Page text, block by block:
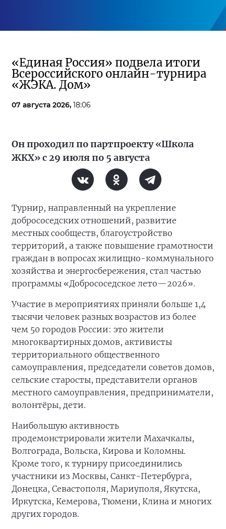
«Единая Россия» подвела итоги
Всероссийского онлайн-турнира
«ЖЭКА. Дом»
07 августа 2026, 18:06
Он проходил по партпроекту «Школа
ЖКХ» с 29 июля по 5 августа
Турнир, направленный на укрепление
добрососедских отношений, развитие
местных сообществ, благоустройство
территорий, а также повышение грамотности
граждан в вопросах жилищно-коммунального
хозяйства и энергосбережения, стал частью
программы «Добрососедское лето—2026».
Участие в мероприятиях приняли больше 1,4
тысячи человек разных возрастов из более
чем 50 городов России: это жители
многоквартирных домов, активисты
территориального общественного
самоуправления, председатели советов домов,
сельские старосты, представители органов
местного самоуправления, предприниматели,
волонтёры, дети.
Наибольшую активность
продемонстрировали жители Махачкалы,
Волгограда, Вольска, Кирова и Коломны.
Кроме того, к турниру присоединились
участники из Москвы, Санкт-Петербурга,
Донецка, Севастополя, Мариуполя, Якутска,
Иркутска, Кемерова, Тюмени, Клина и многих
других городов.